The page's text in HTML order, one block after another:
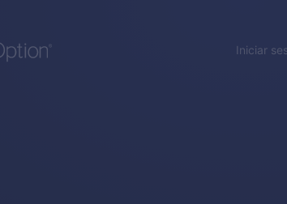
Iniciar